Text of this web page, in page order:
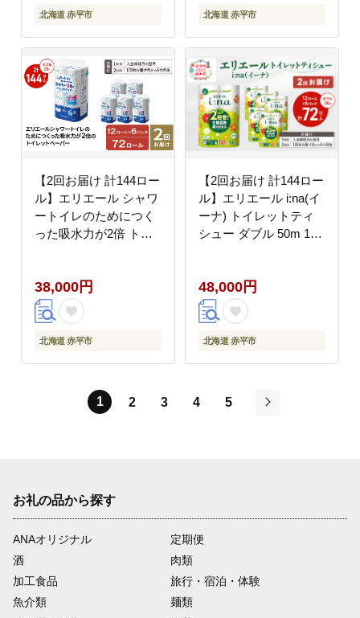
平市
北海道 赤平市
海道 赤平市
北海道 赤平市
【2回お届け 計144ロー
ル】エリエール シャワ
ートイレのためにつく
った吸水力が2倍 トイ
ロール 防災 常備品 備
蓄品 消耗品 日用品 送
料無料 北海道 赤平市
38,000円
北海道 赤平市
【2回お届け 計144ロー
ル】エリエール i:na(イ
ーナ) トイレットティ
シュー ダブル 50m 12R
ー 紙 防災 常備品 備蓄
品 消耗品 備蓄 日用品
生活必需品 送料無料 北
海道 赤平市
48,000円
北海道 赤平市
1 2 3 4
5
お礼の品から探す
ANAオリジナル
定期便
酒
肉類
加工食品
旅行・宿泊・体験
魚介類
麺類